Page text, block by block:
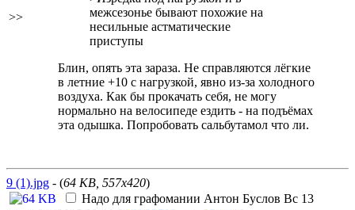
>>
межсезонье бывают похожие на
несильные астматические
приступы
Блин, опять эта зараза. Не справляются лёгкие
в летние +10 с нагрузкой, явно из-за холодного
воздуха. Как бы прокачать себя, не могу
нормально на велосипеде ездить - на подъёмах
эта одышка. Попробовать сальбутамол что ли.
9 (1).jpg - (64 KB, 557x420)
Надо для графомании Антон Буслов Вс 13